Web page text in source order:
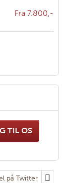
Fra 7.800,-
TIL OS
på Twitter